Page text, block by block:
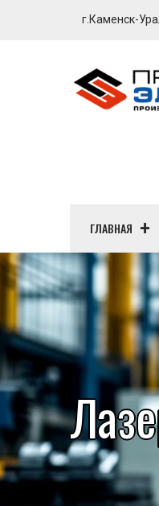
г.Каменск-
ГЛАВНАЯ